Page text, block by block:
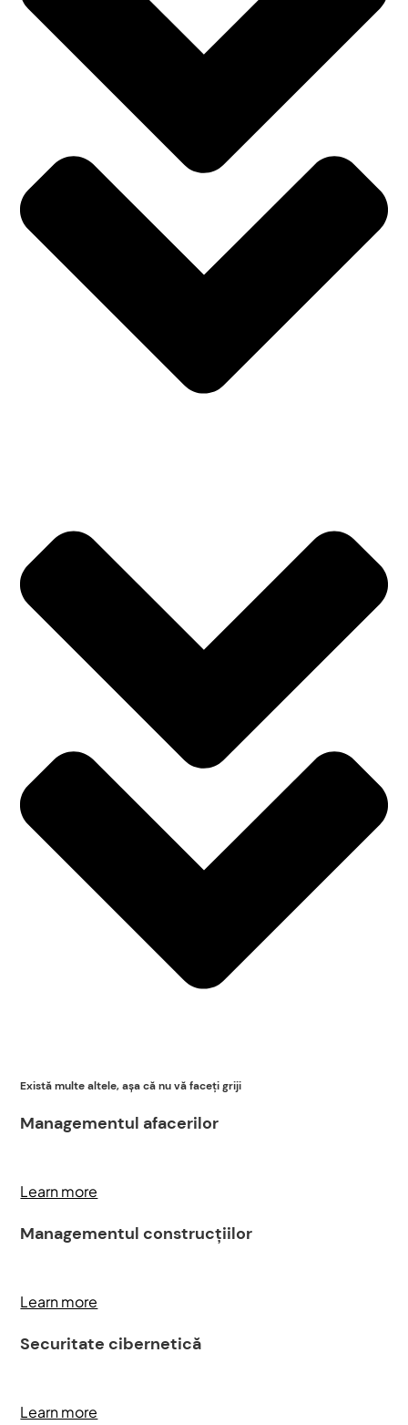
Există multe altele, așa că nu vă faceți griji
Managementul afacerilor
Learn more
Managementul construcțiilor
Learn more
Securitate cibernetică
Learn more